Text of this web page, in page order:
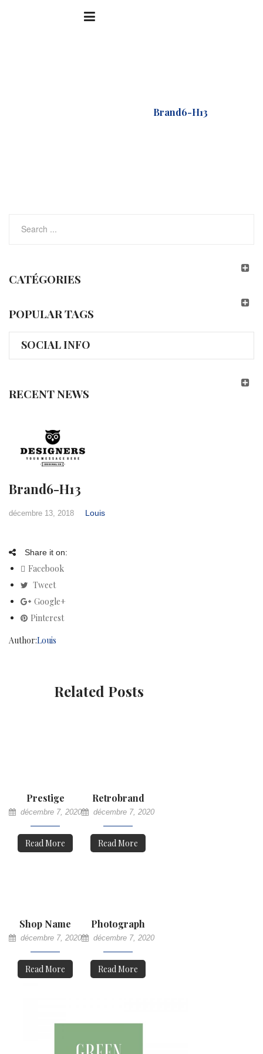
Brand6-H13
CATÉGORIES
POPULAR TAGS
SOCIAL INFO
RECENT NEWS
Brand6-H13
décembre 13, 2018 Louis
Share it on:
Facebook
Tweet
Google+
Pinterest
Author:Louis
Related Posts
Prestige
décembre 7, 2020
Read More
Retrobrand
décembre 7, 2020
Read More
Shop Name
décembre 7, 2020
Read More
Photograph
décembre 7, 2020
Read More